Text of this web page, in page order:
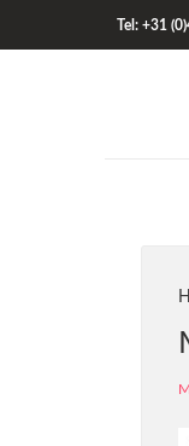
Tel: +31